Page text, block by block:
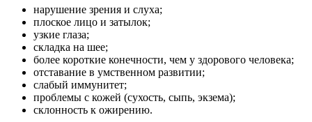
нарушение зрения и слуха;
плоское лицо и затылок;
узкие глаза;
складка на шее;
более короткие конечности, чем у здорового человека;
отставание в умственном развитии;
слабый иммунитет;
проблемы с кожей (сухость, сыпь, экзема);
склонность к ожирению.